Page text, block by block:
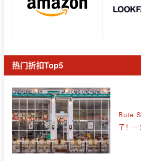
热门折扣Top5
Bute
了！